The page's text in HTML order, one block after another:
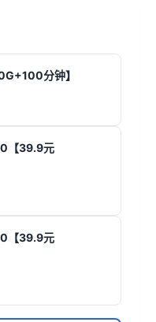
分钟】
【39.9元
【39.9元